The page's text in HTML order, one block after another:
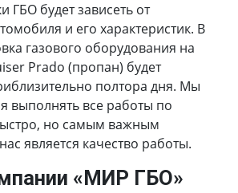
ГБО будет зависеть от
и его характеристик. В
газового оборудования на
Prado (пропан) будет
полтора дня. Мы
выполнять все работы по
но самым важным
является качество работы.
«МИР ГБО»